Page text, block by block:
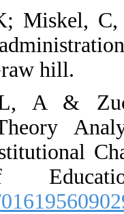
Hoy, W,
Mc
Huerta,
of